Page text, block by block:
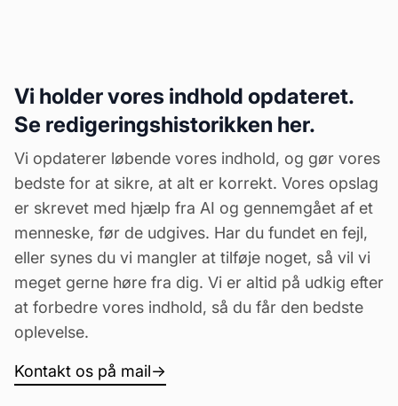
Vi holder vores indhold opdateret.
Se redigeringshistorikken her.
Vi opdaterer løbende vores indhold, og gør vores
bedste for at sikre, at alt er korrekt. Vores opslag
er skrevet med hjælp fra AI og gennemgået af et
menneske, før de udgives. Har du fundet en fejl,
eller synes du vi mangler at tilføje noget, så vil vi
meget gerne høre fra dig. Vi er altid på udkig efter
at forbedre vores indhold, så du får den bedste
oplevelse.
Kontakt os på mail→